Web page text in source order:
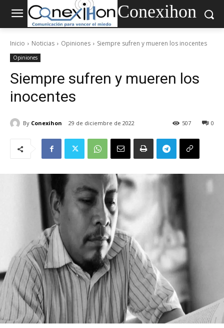
Conexihon
Inicio Noticias Opiniones Siempre sufren y mueren los inocentes
Opiniones
Siempre sufren y mueren los
inocentes
By Conexihon 29 de diciembre de 2022 0
507